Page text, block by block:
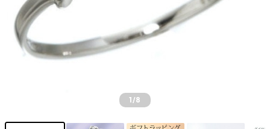
1/8